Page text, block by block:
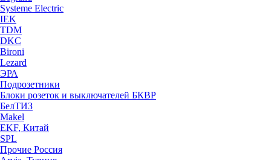
Systeme Electric
IEK
TDM
DKC
Bironi
Lezard
ЭРА
Подрозетники
Блоки розеток и выключателей БКВР
БелТИЗ
Makel
EKF, Китай
SPL
Прочие Россия